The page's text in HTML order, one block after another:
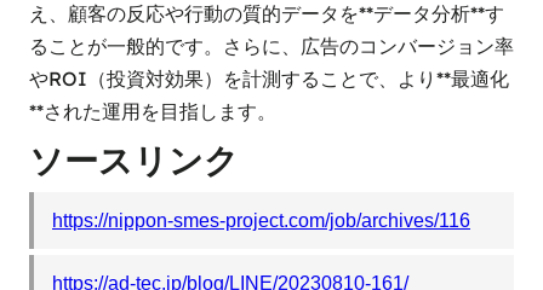
え、顧客の反応や行動の質的データを**データ分析**す
ることが一般的です。さらに、広告のコンバージョン率
やROI（投資対効果）を計測することで、より**最適化
**された運用を目指します。
ソースリンク
https://nippon-smes-project.com/job/archives/116
https://ad-tec.jp/blog/LINE/20230810-161/